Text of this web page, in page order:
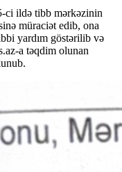
ci ildə tibb mərkəzinin
müraciət edib, ona
yardım göstərilib və
a təqdim olunan